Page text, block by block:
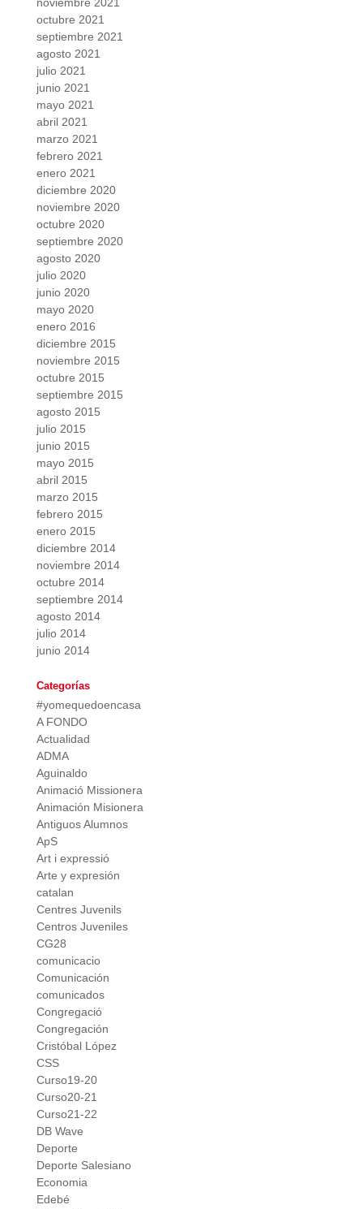
octubre 2021
septiembre 2021
agosto 2021
julio 2021
junio 2021
mayo 2021
abril 2021
marzo 2021
febrero 2021
enero 2021
diciembre 2020
noviembre 2020
octubre 2020
septiembre 2020
agosto 2020
julio 2020
junio 2020
mayo 2020
enero 2016
diciembre 2015
noviembre 2015
octubre 2015
septiembre 2015
agosto 2015
julio 2015
junio 2015
mayo 2015
abril 2015
marzo 2015
febrero 2015
enero 2015
diciembre 2014
noviembre 2014
octubre 2014
septiembre 2014
agosto 2014
julio 2014
junio 2014
Categorías
#yomequedoencasa
A FONDO
Actualidad
ADMA
Aguinaldo
Animació Missionera
Animación Misionera
Antiguos Alumnos
ApS
Art i expressió
Arte y expresión
catalan
Centres Juvenils
Centros Juveniles
CG28
comunicacio
Comunicación
comunicados
Congregació
Congregación
Cristóbal López
CSS
Curso19-20
Curso20-21
Curso21-22
DB Wave
Deporte
Deporte Salesiano
Economia
Edebé